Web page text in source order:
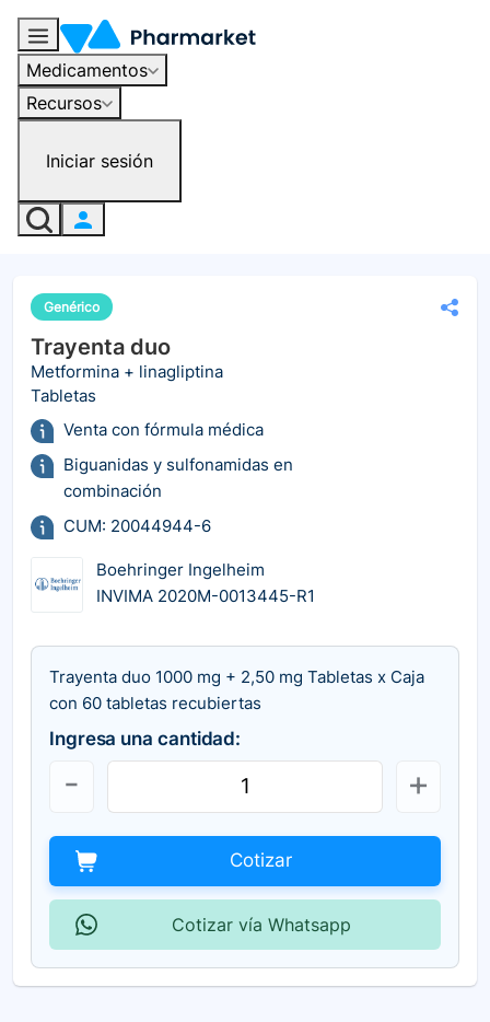
Medicamentos
Recursos
Iniciar sesión
Genérico
Trayenta duo
Metformina + linagliptina
Tabletas
Venta con fórmula médica
Biguanidas y sulfonamidas en
combinación
CUM: 20044944-6
Boehringer Ingelheim
INVIMA 2020M-0013445-R1
Trayenta duo 1000 mg + 2,50 mg Tabletas x Caja
con 60 tabletas recubiertas
Ingresa una cantidad:
Cotizar
Cotizar vía Whatsapp